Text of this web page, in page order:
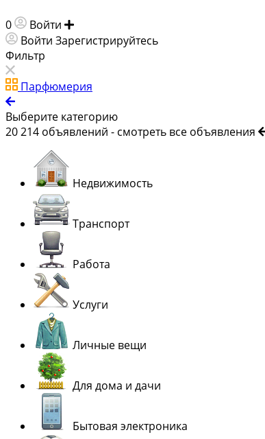
0 Войти
Войти Зарегистрируйтесь
Фильтр
Парфюмерия
Выберите категорию
20 214 объявлений - смотреть все объявления
Недвижимость
Транспорт
Работа
Услуги
Личные вещи
Для дома и дачи
Бытовая электроника